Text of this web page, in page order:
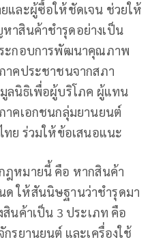
และผู้ซื้อให้ชัดเจน ช่วยให้
าสินค้าชำรุดอย่างเป็น
ะกอบการพัฒนาคุณภาพ
าคประชาชนจากสภา
ลนิธิเพื่อผู้บริโภค ผู้แทน
าคเอกชนกลุ่มยานยนต์
ทย ร่วมให้ข้อเสนอแนะ
ฎหมายนี้ คือ หากสินค้า
ด ให้สันนิษฐานว่าชำรุดมา
นค้าเป็น 3 ประเภท คือ
รยานยนต์ และเครื่องใช้